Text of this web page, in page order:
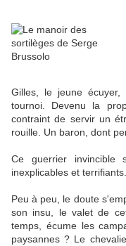
Gilles, le jeune
tournoi. Devenu la
contraint de servir un
rouille. Un baron, dont
Ce guerrier
inexplicables et terrifiants.
Peu à peu, le doute
son insu, le valet de
temps, écume les
paysannes ? Le